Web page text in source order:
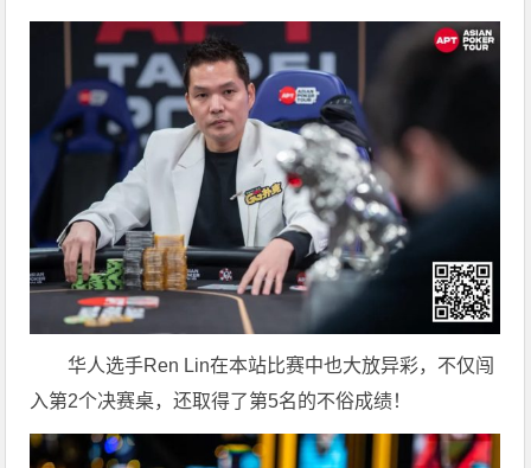
华人选手Ren Lin在本站比赛中也大放异彩，不仅闯
入第2个决赛桌，还取得了第5名的不俗成绩！